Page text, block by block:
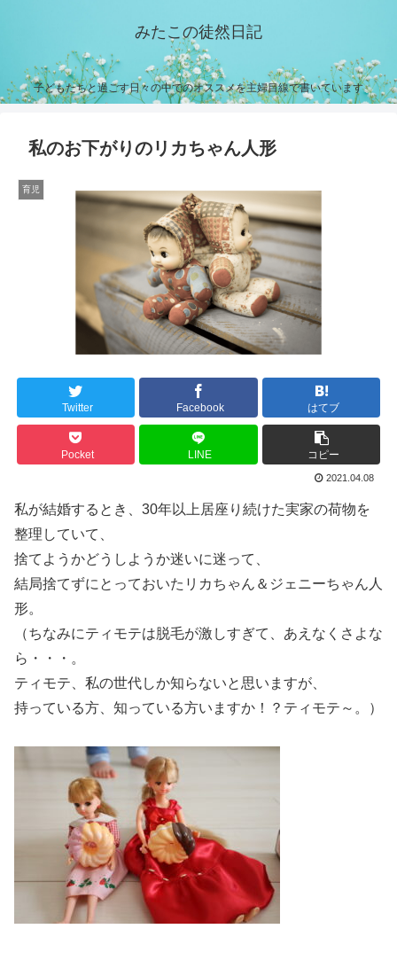
みたこの徒然日記
子どもたちと過ごす日々の中でのオススメを主婦目線で書いています
私のお下がりのリカちゃん人形
育児
Twitter Facebook はてブ
Pocket LINE コピー
2021.04.08
私が結婚するとき、30年以上居座り続けた実家の荷物を
整理していて、
捨てようかどうしようか迷いに迷って、
結局捨てずにとっておいたリカちゃん＆ジェニーちゃん人
形。
（ちなみにティモテは脱毛が激しすぎて、あえなくさよな
ら・・・。
ティモテ、私の世代しか知らないと思いますが、
持っている方、知っている方いますか！？ティモテ～。）